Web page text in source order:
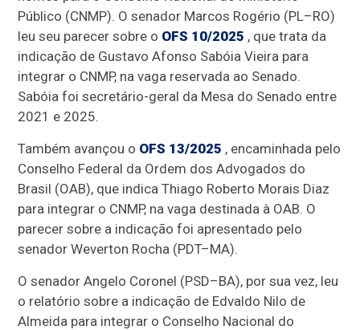
Público (CNMP). O senador Marcos Rogério (PL–RO)
leu seu parecer sobre o OFS 10/2025 , que trata da
indicação de Gustavo Afonso Sabóia Vieira para
integrar o CNMP, na vaga reservada ao Senado.
Sabóia foi secretário-geral da Mesa do Senado entre
2021 e 2025.
Também avançou o OFS 13/2025 , encaminhada pelo
Conselho Federal da Ordem dos Advogados do
Brasil (OAB), que indica Thiago Roberto Morais Diaz
para integrar o CNMP, na vaga destinada à OAB. O
parecer sobre a indicação foi apresentado pelo
senador Weverton Rocha (PDT–MA).
O senador Angelo Coronel (PSD–BA), por sua vez, leu
o relatório sobre a indicação de Edvaldo Nilo de
Almeida para integrar o Conselho Nacional do